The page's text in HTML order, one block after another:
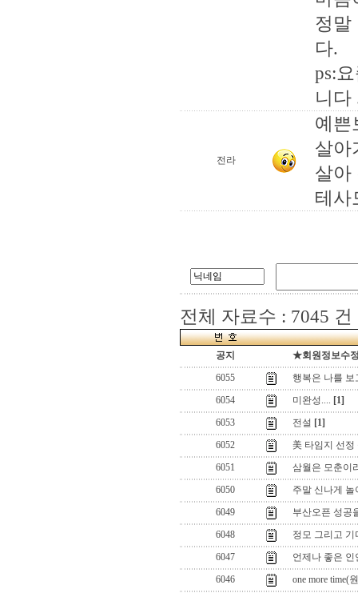
정
다.
ps:
니다
전라
예쁜
살아
살아
테사
전체 자료수 : 7045 건
공지
★회원정보수
6055
행복은 나를 보
6054
미완성.... [1]
6053
전설 [1]
6052
美 타임지 선정
6051
삼월은 모춘이
6050
주말 신나게 놀
6049
부산오픈 성공
6048
정모 그리고 기
6047
언제나 좋은
6046
one more time(